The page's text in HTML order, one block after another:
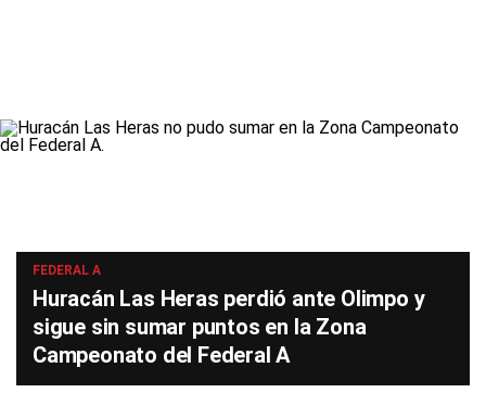
FEDERAL A
Huracán Las Heras perdió ante Olimpo y
sigue sin sumar puntos en la Zona
Campeonato del Federal A